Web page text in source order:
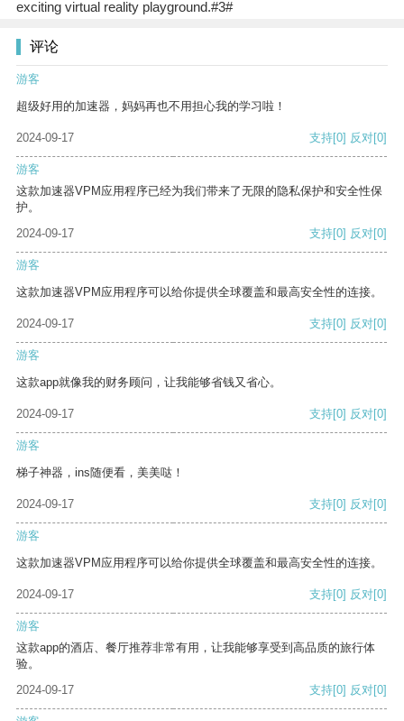
exciting virtual reality playground.#3#
评论
游客
超级好用的加速器，妈妈再也不用担心我的学习啦！
2024-09-17 支持[0] 反对[0]
游客
这款加速器VPM应用程序已经为我们带来了无限的隐私保护和安全性保
护。
2024-09-17
支持[0] 反对[0]
游客
这款加速器VPM应用程序可以给你提供全球覆盖和最高安全性的连接。
2024-09-17 支持[0] 反对[0]
游客
这款app就像我的财务顾问，让我能够省钱又省心。
2024-09-17 支持[0] 反对[0]
游客
梯子神器，ins随便看，美美哒！
2024-09-17 支持[0] 反对[0]
游客
这款加速器VPM应用程序可以给你提供全球覆盖和最高安全性的连接。
2024-09-17 支持[0] 反对[0]
游客
这款app的酒店、餐厅推荐非常有用，让我能够享受到高品质的旅行体
验。
2024-09-17
支持[0] 反对[0]